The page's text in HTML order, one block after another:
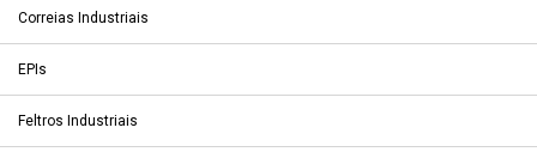
Correias Industriais
EPIs
Feltros Industriais